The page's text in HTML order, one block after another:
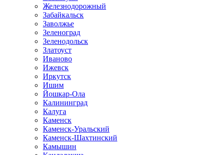
Железнодорожный
Забайкальск
Заволжье
Зеленоград
Зеленодольск
Златоуст
Иваново
Ижевск
Иркутск
Ишим
Йошкар-Ола
Калининград
Калуга
Каменск
Каменск-Уральский
Каменск-Шахтинский
Камышин